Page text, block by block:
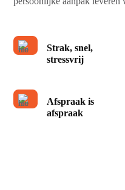
Strak, snel,
stressvrij
Afspraak is
afspraak